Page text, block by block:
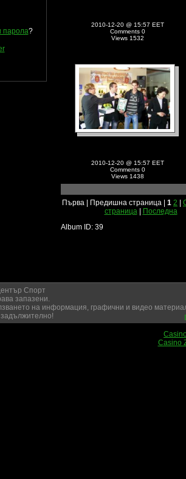
2010-12-20 @ 15:57 EET
Comments 0
Views 1532
2010-12-20 @ 15:57 EET
Comments 0
Views 1438
Първа | Предишна страница | 1 2
страница|
Последна
Album ID: 39
парола?
Спорт
запазени.
на информация, графични и видео
Casino